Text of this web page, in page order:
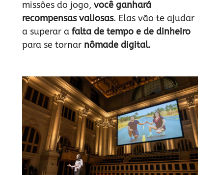
missões do jogo, você ganhará
recompensas valiosas. Elas vão te ajudar
a superar a falta de tempo e de dinheiro
para se tornar nômade digital.